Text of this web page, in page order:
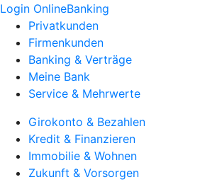
Login OnlineBanking
Privatkunden
Firmenkunden
Banking & Verträge
Meine Bank
Service & Mehrwerte
Girokonto & Bezahlen
Kredit & Finanzieren
Immobilie & Wohnen
Zukunft & Vorsorgen